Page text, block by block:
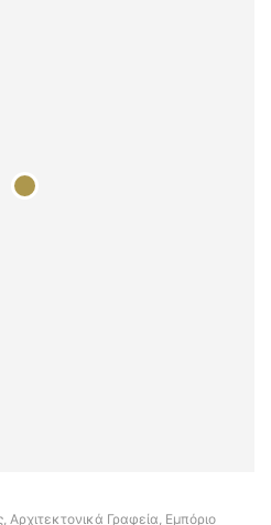
Αρχιτεκτονικά Γραφεία, Εμπόριο